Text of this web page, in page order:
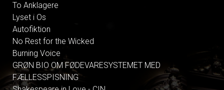
To Anklagere
Lyset i Os
Autofiktion
No Rest for the Wicked
Burning Voice
GRØN BIO OM FØDEVARESYSTEMET MED
FÆLLESSPISNING